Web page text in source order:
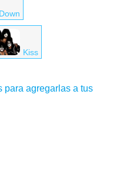
Kiss
para agregarlas a tus